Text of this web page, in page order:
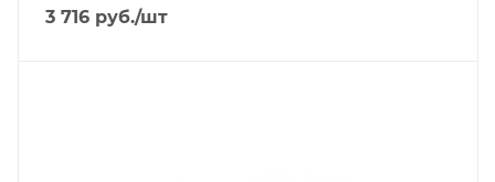
3 716 руб./шт